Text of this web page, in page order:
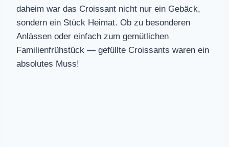
daheim war das Croissant nicht nur ein Gebäck,
sondern ein Stück Heimat. Ob zu besonderen
Anlässen oder einfach zum gemütlichen
Familienfrühstück — gefüllte Croissants waren ein
absolutes Muss!